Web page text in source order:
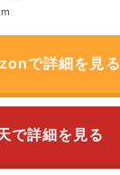
で詳細を見る
で詳細を見る